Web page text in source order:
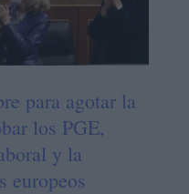
para agotar la
los PGE,
y la
europeos